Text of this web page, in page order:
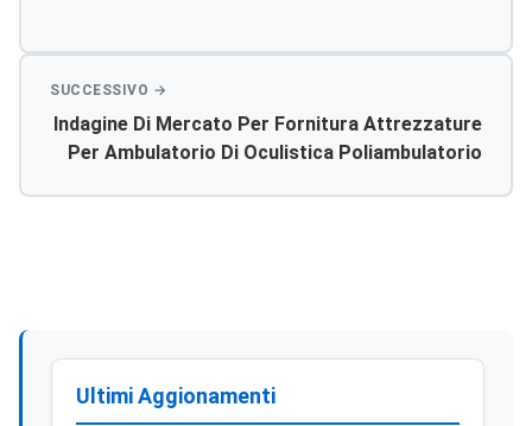
Indagine Di Mercato Per Fornitura Attrezzature
Per Ambulatorio Di Oculistica Poliambulatorio
Ultimi Aggionamenti